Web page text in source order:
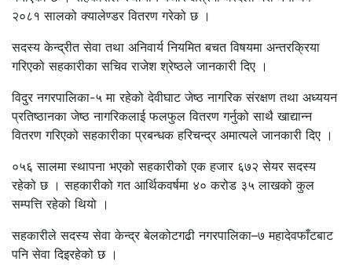
२०८१ सालको क्यालेण्डर वितरण गरेको छ ।
सदस्य केन्द्रीत सेवा तथा अनिवार्य नियमित बचत विषयमा अन्तरक्रिया
गरिएको सहकारीका सचिव राजेश श्रेष्ठले जानकारी दिए ।
विदुर नगरपालिका-५ मा रहेको देवीघाट जेष्ठ नागरिक संरक्षण तथा अध्ययन
प्रतिष्ठानका जेष्ठ नागरिकलाई फलफुल वितरण गर्नुको साथै खाद्यान्न
वितरण गरिएको सहकारीका प्रबन्धक हरिचन्द्र अमात्यले जानकारी दिए ।
०५६ सालमा स्थापना भएको सहकारीको एक हजार ६७२ सेयर सदस्य
रहेको छ । सहकारीको गत आर्थिकवर्षमा ४० करोड ३५ लाखको कुल
सम्पत्ति रहेको थियो ।
सहकारीले सदस्य सेवा केन्द्र बेलकोटगढी नगरपालिका–७ महादेवफाँटबाट
पनि सेवा दिइरहेको छ ।